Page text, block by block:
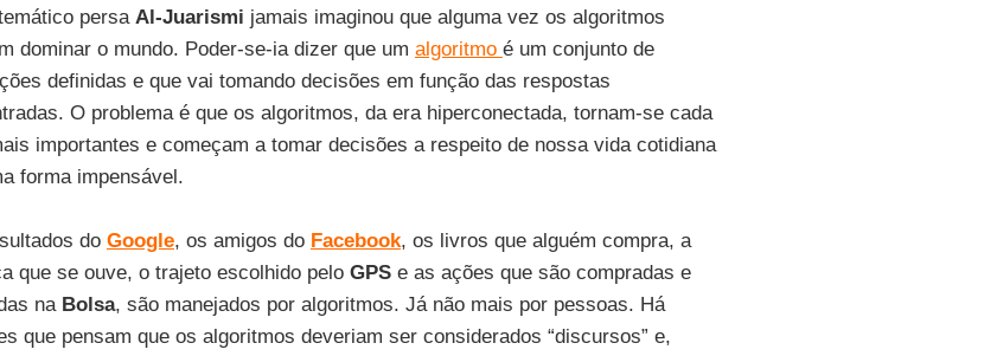
persa Al-Juarismi jamais imaginou que alguma vez os algoritmos
dominar o mundo. Poder-se-ia dizer que um algoritmo é um conjunto de
definidas e que vai tomando decisões em função das respostas
O problema é que os algoritmos, da era hiperconectada, tornam-se cada
importantes e começam a tomar decisões a respeito de nossa vida cotidiana
forma impensável.
do Google, os amigos do Facebook, os livros que alguém compra, a
que se ouve, o trajeto escolhido pelo GPS e as ações que são compradas e
na Bolsa, são manejados por algoritmos. Já não mais por pessoas. Há
que pensam que os algoritmos deveriam ser considerados “discursos” e,